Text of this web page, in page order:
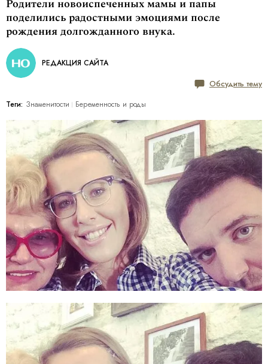
Родители новоиспеченных мамы и папы
поделились радостными эмоциями после
рождения долгожданного внука.
РЕДАКЦИЯ САЙТА
Обсудить тему
Теги: Знаменитости Беременность и роды